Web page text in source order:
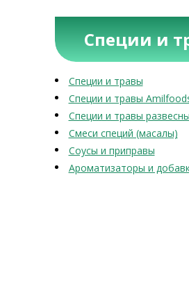
Специи и
Специи и травы
Специи и травы
Специи и травы
Смеси специй (масалы)
Соусы и приправы
Ароматизаторы и